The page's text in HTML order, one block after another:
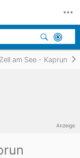
Zell am See - Kaprun
Anzeige